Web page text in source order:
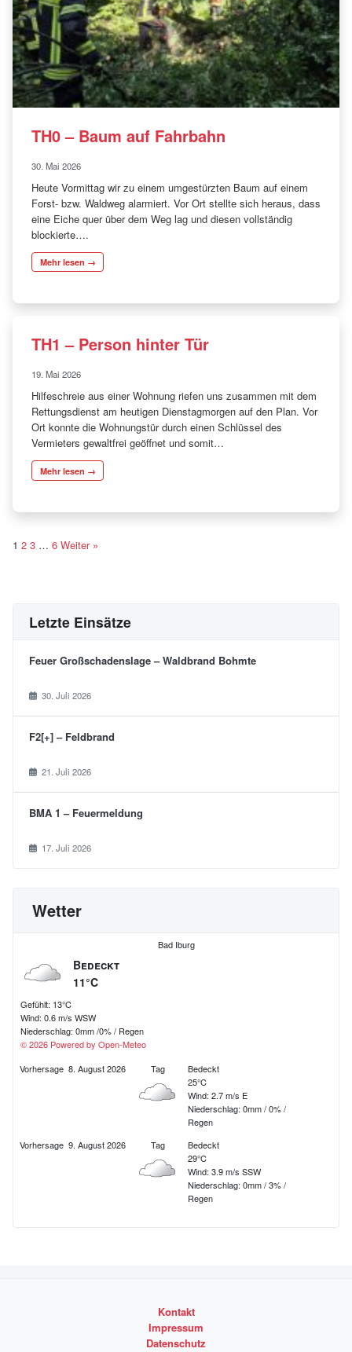
TH0 – Baum auf Fahrbahn
30. Mai 2026
Heute Vormittag wir zu einem umgestürzten Baum auf einem
Forst- bzw. Waldweg alarmiert. Vor Ort stellte sich heraus, dass
eine Eiche quer über dem Weg lag und diesen vollständig
blockierte….
Mehr lesen →
TH1 – Person hinter Tür
19. Mai 2026
Hilfeschreie aus einer Wohnung riefen uns zusammen mit dem
Rettungsdienst am heutigen Dienstagmorgen auf den Plan. Vor
Ort konnte die Wohnungstür durch einen Schlüssel des
Vermieters gewaltfrei geöffnet und somit…
Mehr lesen →
S
m
g
d
e
r
1 2 3 … 6 Weiter »
Letzte Einsätze
Feuer Großschadenslage – Waldbrand Bohmte
30. Juli 2026
F2[+] – Feldbrand
21. Juli 2026
BMA 1 – Feuermeldung
17. Juli 2026
Wetter
Bad Iburg
Bedeckt
11°C
Gefühlt: 13°C
Wind: 0.6 m/s WSW
Niederschlag: 0mm/0%/ Regen
© 2026 Powered by Open-Meteo
Vorhersage 8. August 2026 Tag
Bedeckt
25°C
Wind: 2.7 m/s E
Niederschlag: 0mm/0%/
Regen
Vorhersage 9. August 2026 Tag
Bedeckt
29°C
Wind: 3.9 m/s SSW
Niederschlag: 0mm/3%/
Regen
Kontakt
Impressum
Datenschutz